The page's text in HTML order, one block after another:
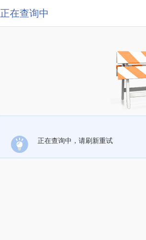
正在查询中
正在查询中，请刷新重试